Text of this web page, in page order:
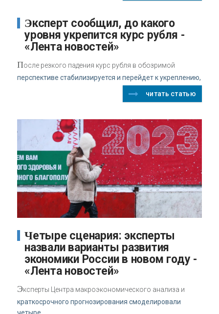
Эксперт сообщил, до какого
уровня укрепится курс рубля -
«Лента новостей»
После резкого падения курс рубля в обозримой
перспективе стабилизируется и перейдет к укреплению,
читать статью
Четыре сценария: эксперты
назвали варианты развития
экономики России в новом году -
«Лента новостей»
Эксперты Центра макроэкономического анализа и
краткосрочного прогнозирования смоделировали